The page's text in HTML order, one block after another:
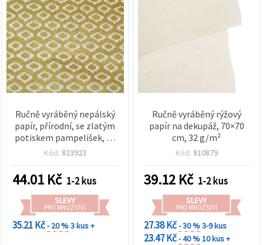
Ručně vyráběný nepálský
papír, přírodní, se zlatým
potiskem pampelišek, 60
g, 50 × 76 cm – 1 arch
Kód: 823923
44.01 Kč 1-2 kus
SLEVY
PRO MNOŽSTVÍ
35.21 Kč- 20 %3 kus +
Ručně vyráběný rýžový
papír na dekupáž, 70×70
cm, 32 g/m²
Kód: 810879
39.12 Kč 1-2 kus
SLEVY
PRO MNOŽSTVÍ
27.38 Kč- 30 %3-9 kus
23.47 Kč- 40 %10 kus +